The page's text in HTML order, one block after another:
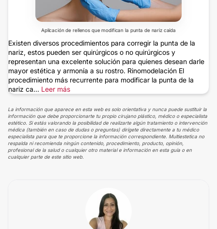
Aplicación de rellenos que modifican la punta de nariz caída
Existen diversos procedimientos para corregir la punta de la
nariz, estos pueden ser quirúrgicos o no quirúrgicos y
representan una excelente solución para quienes desean darle
mayor estética y armonía a su rostro. Rinomodelación El
procedimiento más recurrente para modificar la punta de la
nariz ca... Leer más
La información que aparece en esta web es solo orientativa y nunca puede sustituir la
información que debe proporcionarte tu propio cirujano plástico, médico o especialista
estético. Si estás valorando la posibilidad de realizarte algún tratamiento o intervención
médica (también en caso de dudas o preguntas) dirígete directamente a tu médico
especialista para que te proporcione la información correspondiente. Multiestetica no
respalda ni recomienda ningún contenido, procedimiento, producto, opinión,
profesional de la salud o cualquier otro material e información en esta guía o en
cualquier parte de este sitio web.